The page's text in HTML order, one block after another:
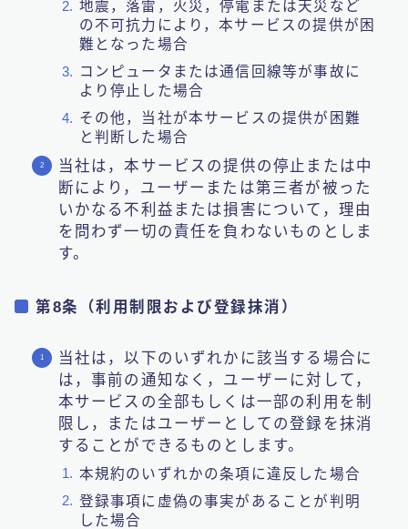
地震，落雷，火災，停電または天災など
の不可抗力により，本サービスの提供が困
難となった場合
コンピュータまたは通信回線等が事故に
より停止した場合
その他，当社が本サービスの提供が困難
と判断した場合
当社は，本サービスの提供の停止または中
断により，ユーザーまたは第三者が被った
いかなる不利益または損害について，理由
を問わず一切の責任を負わないものとしま
す。
第8条（利用制限および登録抹消）
当社は，以下のいずれかに該当する場合に
は，事前の通知なく，ユーザーに対して，
本サービスの全部もしくは一部の利用を制
限し，またはユーザーとしての登録を抹消
することができるものとします。
本規約のいずれかの条項に違反した場合
登録事項に虚偽の事実があることが判明
した場合